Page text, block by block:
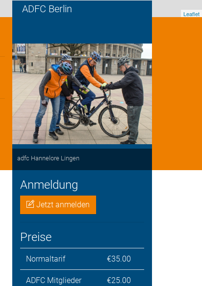
Leaflet
ADFC Berlin
adfc Hannelore Lingen
Anmeldung
Jetzt anmelden
Preise
Normaltarif €35.00
ADFC Mitglieder €25.00